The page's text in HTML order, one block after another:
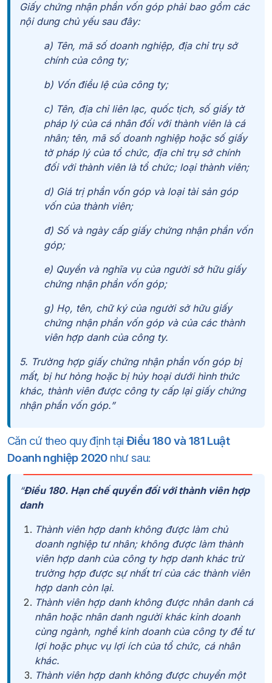
Giấy chứng nhận phần vốn góp phải bao gồm các
nội dung chủ yếu sau đây:
a) Tên, mã số doanh nghiệp, địa chỉ trụ sở
chính của công ty;
b) Vốn điều lệ của công ty;
c) Tên, địa chỉ liên lạc, quốc tịch, số giấy tờ
pháp lý của cá nhân đối với thành viên là cá
nhân; tên, mã số doanh nghiệp hoặc số giấy
tờ pháp lý của tổ chức, địa chỉ trụ sở chính
đối với thành viên là tổ chức; loại thành viên;
d) Giá trị phần vốn góp và loại tài sản góp
vốn của thành viên;
đ) Số và ngày cấp giấy chứng nhận phần vốn
góp;
e) Quyền và nghĩa vụ của người sở hữu giấy
chứng nhận phần vốn góp;
g) Họ, tên, chữ ký của người sở hữu giấy
chứng nhận phần vốn góp và của các thành
viên hợp danh của công ty.
5. Trường hợp giấy chứng nhận phần vốn góp bị
mất, bị hư hỏng hoặc bị hủy hoại dưới hình thức
khác, thành viên được công ty cấp lại giấy chứng
nhận phần vốn góp.”
Căn cứ theo quy định tại Điều 180 và 181 Luật
Doanh nghiệp 2020như sau:
“Điều 180. Hạn chế quyền đối với thành viên hợp
danh
Thành viên hợp danh không được làm chủ
doanh nghiệp tư nhân; không được làm thành
viên hợp danh của công ty hợp danh khác trừ
trường hợp được sự nhất trí của các thành viên
hợp danh còn lại.
Thành viên hợp danh không được nhân danh cá
nhân hoặc nhân danh người khác kinh doanh
cùng ngành, nghề kinh doanh của công ty để tư
lợi hoặc phục vụ lợi ích của tổ chức, cá nhân
khác.
Thành viên hợp danh không được chuyển một